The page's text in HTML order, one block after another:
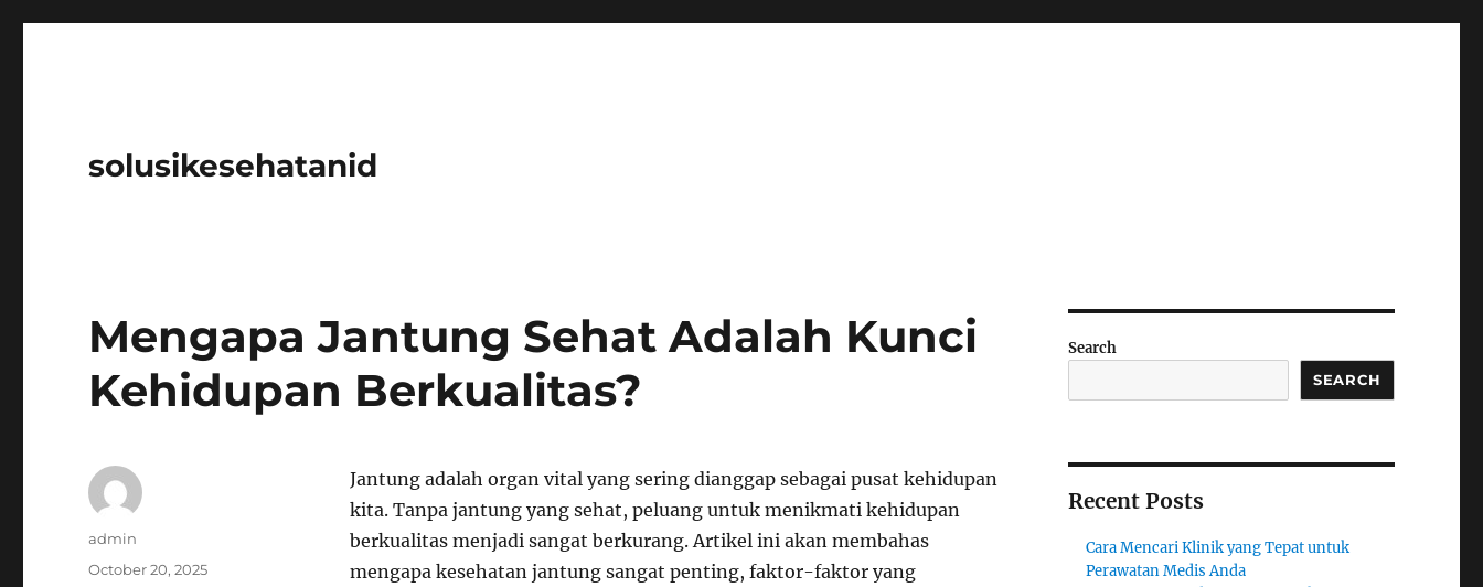
solusikesehatanid
Mengapa Jantung Sehat Adalah Kunci
Kehidupan Berkualitas?
Jantung adalah organ vital yang sering dianggap sebagai pusat kehidupan
kita. Tanpa jantung yang sehat, peluang untuk menikmati kehidupan
berkualitas menjadi sangat berkurang. Artikel ini akan membahas
mengapa kesehatan jantung sangat penting, faktor-faktor yang
Author
admin
Posted
October 20, 2025
Search
SEARCH
Recent Posts
Cara Mencari Klinik yang Tepat untuk
Perawatan Medis Anda